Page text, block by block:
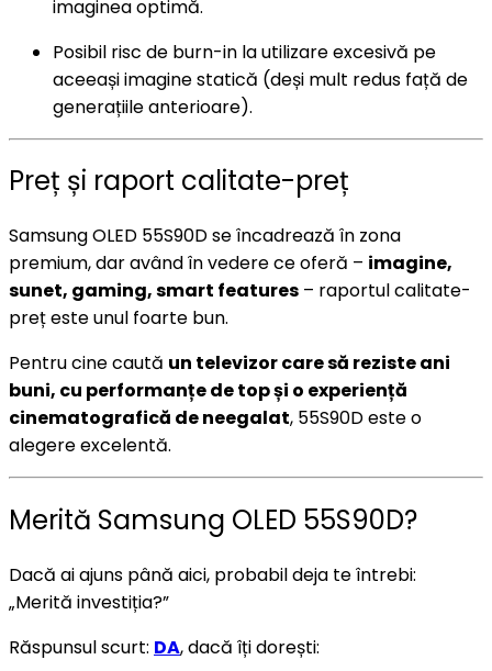
imaginea optimă.
Posibil risc de burn-in la utilizare excesivă pe
aceeași imagine statică (deși mult redus față de
generațiile anterioare).
Preț și raport calitate-preț
Samsung OLED 55S90D se încadrează în zona
premium, dar având în vedere ce oferă – imagine,
sunet, gaming, smart features – raportul calitate-
preț este unul foarte bun.
Pentru cine caută un televizor care să reziste ani
buni, cu performanțe de top și o experiență
cinematografică de neegalat, 55S90D este o
alegere excelentă.
Merită Samsung OLED 55S90D?
Dacă ai ajuns până aici, probabil deja te întrebi:
„Merită investiția?”
Răspunsul scurt: DA, dacă îți dorești: